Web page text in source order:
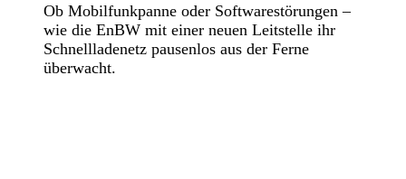
Ob Mobilfunkpanne oder Softwarestörungen –
wie die EnBW mit einer neuen Leitstelle ihr
Schnellladenetz pausenlos aus der Ferne
überwacht.